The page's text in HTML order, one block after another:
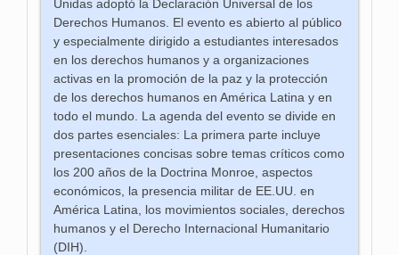
Unidas adoptó la Declaración Universal de los
Derechos Humanos. El evento es abierto al público
y especialmente dirigido a estudiantes interesados
en los derechos humanos y a organizaciones
activas en la promoción de la paz y la protección
de los derechos humanos en América Latina y en
todo el mundo. La agenda del evento se divide en
dos partes esenciales: La primera parte incluye
presentaciones concisas sobre temas críticos como
los 200 años de la Doctrina Monroe, aspectos
económicos, la presencia militar de EE.UU. en
América Latina, los movimientos sociales, derechos
humanos y el Derecho Internacional Humanitario
(DIH).